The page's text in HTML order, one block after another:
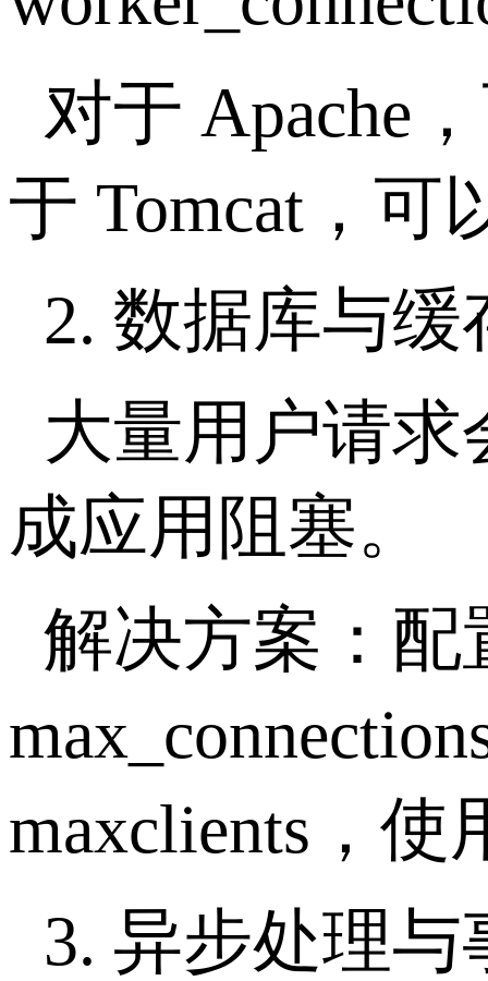
对于 Apache
于 Tomcat ，可
2. 数据库与缓
大量用户请
成应用阻塞。
解决方案：配
maxclients， 使
3. 异步处理与